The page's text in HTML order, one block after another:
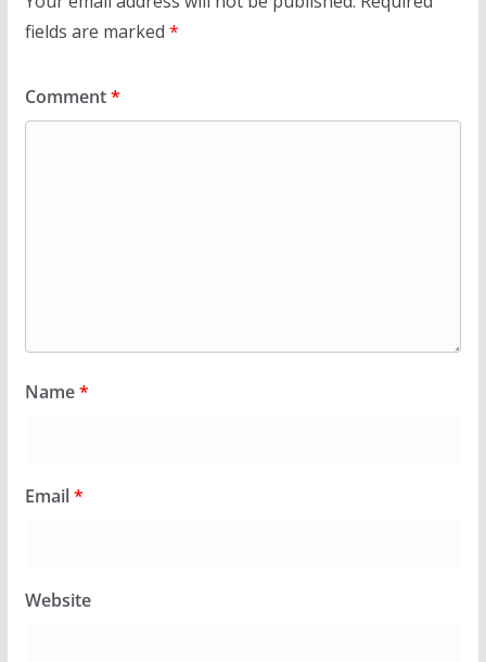
fields are marked *
Comment*
Name*
Email*
Website